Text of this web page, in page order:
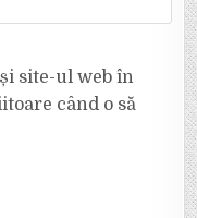
site-ul web în
când o să